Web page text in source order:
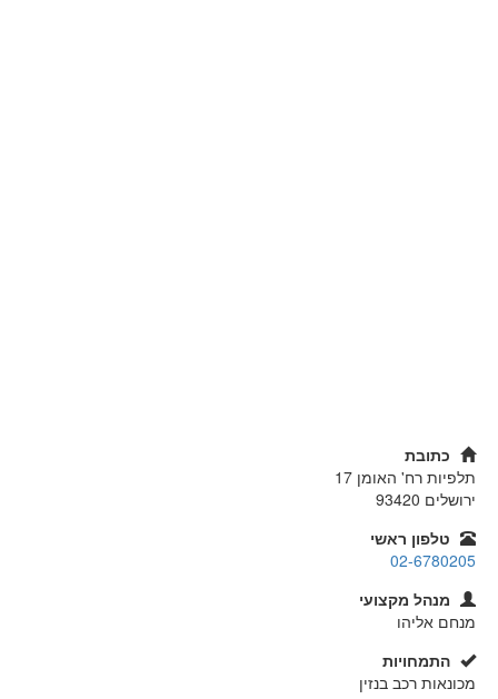
כתובת
תלפיות רח' האומן 17
ירושלים 93420
טלפון ראשי
02-6780205
מנהל מקצועי
מנחם אליהו
התמחויות
מכונאות רכב בנזין